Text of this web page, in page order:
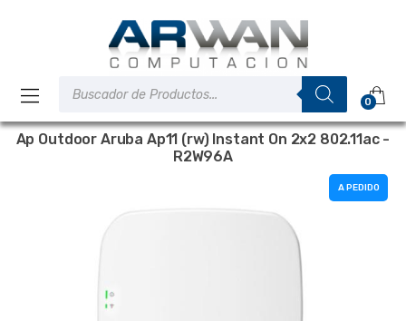
0
Ap Outdoor Aruba Ap11 (rw) Instant On 2x2 802.11ac -
R2W96A
A PEDIDO